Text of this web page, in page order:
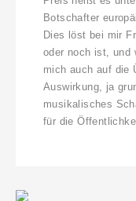
Botschafter
Dies löst bei mir
oder noch ist, und
mich auch auf die
Auswirkung, ja
musikalisches
für die